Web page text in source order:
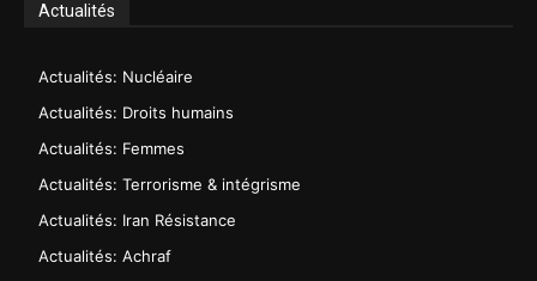
Actualités
Actualités: Nucléaire
Actualités: Droits humains
Actualités: Femmes
Actualités: Terrorisme & intégrisme
Actualités: Iran Résistance
Actualités: Achraf